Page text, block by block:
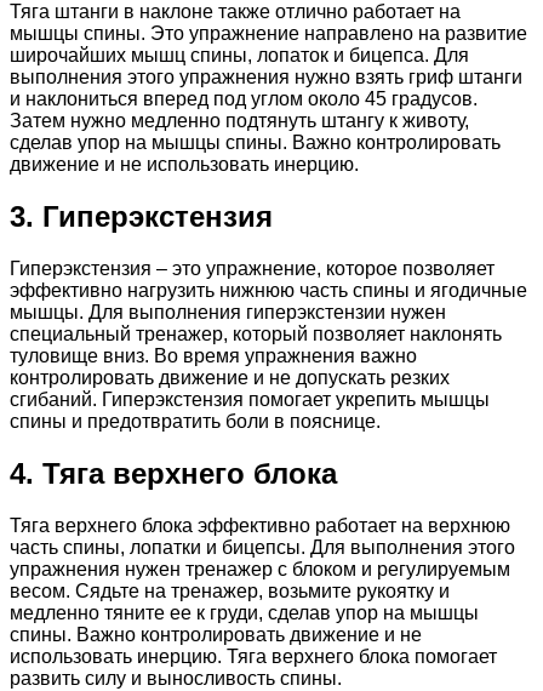
Тяга штанги в наклоне также отлично работает на
мышцы спины. Это упражнение направлено на развитие
широчайших мышц спины, лопаток и бицепса. Для
выполнения этого упражнения нужно взять гриф штанги
и наклониться вперед под углом около 45 градусов.
Затем нужно медленно подтянуть штангу к животу,
сделав упор на мышцы спины. Важно контролировать
движение и не использовать инерцию.
3. Гиперэкстензия
Гиперэкстензия – это упражнение, которое позволяет
эффективно нагрузить нижнюю часть спины и ягодичные
мышцы. Для выполнения гиперэкстензии нужен
специальный тренажер, который позволяет наклонять
туловище вниз. Во время упражнения важно
контролировать движение и не допускать резких
сгибаний. Гиперэкстензия помогает укрепить мышцы
спины и предотвратить боли в пояснице.
4. Тяга верхнего блока
Тяга верхнего блока эффективно работает на верхнюю
часть спины, лопатки и бицепсы. Для выполнения этого
упражнения нужен тренажер с блоком и регулируемым
весом. Сядьте на тренажер, возьмите рукоятку и
медленно тяните ее к груди, сделав упор на мышцы
спины. Важно контролировать движение и не
использовать инерцию. Тяга верхнего блока помогает
развить силу и выносливость спины.